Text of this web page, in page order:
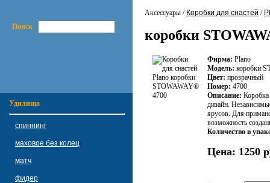
Поиск
Удилища
спиннинг
маховое без колец
матч
фидер
Аксессуары / Коробки для снастей /
коробки
Фирма: Plano
Модель: коробки
Цвет: прозрачный
Номер: 4700
Описание:
дизайн.
ярусов. Для
возможность
Количество в
Цена: 1250